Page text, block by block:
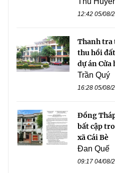
12:42 05/08/
Thanh tra
thu hồi
dự án Cửa
Trần Quý
16:28 05/08/
Đồng
bất cập
xã Cái Bè
Đan Quế
09:17 04/08/